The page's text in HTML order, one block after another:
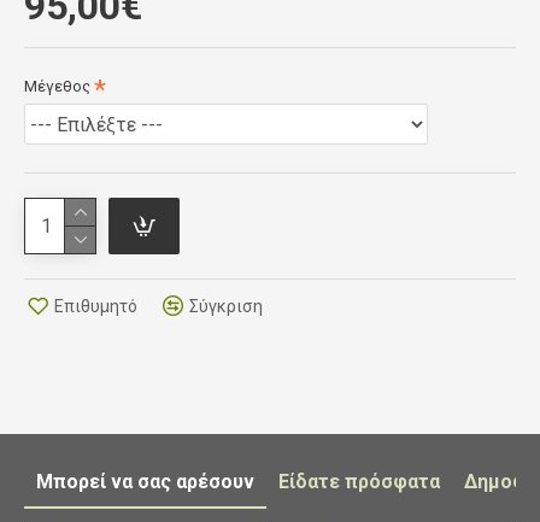
Μέγεθος
Επιθυμητό Σύγκριση
Μπορεί να σας αρέσουν Είδατε πρόσφατα